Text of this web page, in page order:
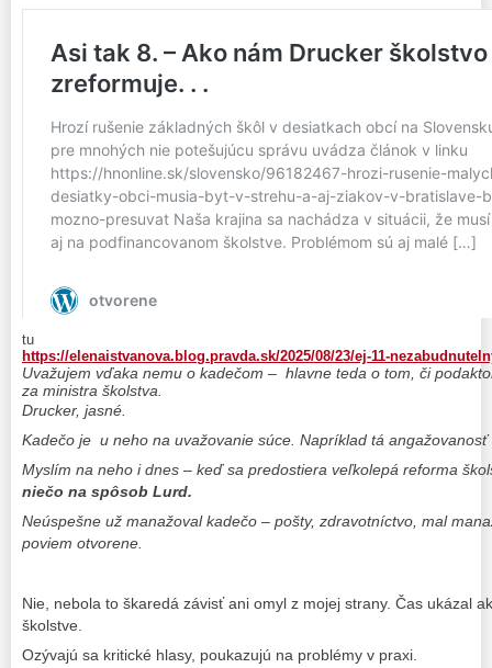
tu
https://elenaistvanova.blog.pravda.sk/2025/08/23/ej-11-
Uvažujem vďaka nemu o kadečom – hlavne teda o tom, či
za ministra školstva.
Drucker, jasné.
Kadečo je u neho na uvažovanie súce. Napríklad tá
Myslím na neho i dnes – keď sa predostiera veľkolepá reforma
niečo na spôsob Lurd.
Neúspešne už manažoval kadečo – pošty, zdravotníctvo, mal
poviem otvorene.
Nie, nebola to škaredá závisť ani omyl z mojej strany. Čas ukázal
školstve.
Ozývajú sa kritické hlasy, poukazujú na problémy v praxi.